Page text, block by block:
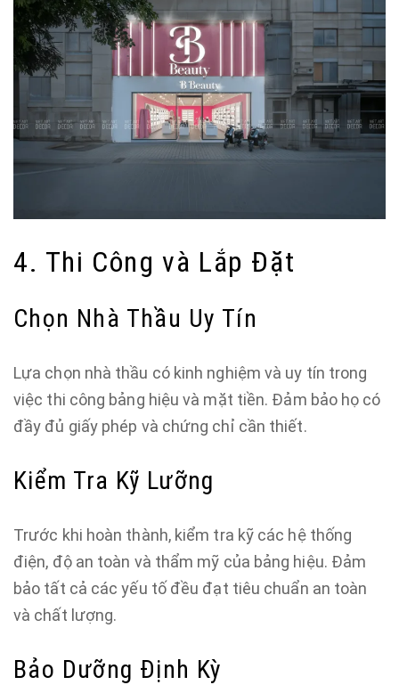
4. Thi Công và Lắp Đặt
Chọn Nhà Thầu Uy Tín
Lựa chọn nhà thầu có kinh nghiệm và uy tín trong
việc thi công bảng hiệu và mặt tiền. Đảm bảo họ có
đầy đủ giấy phép và chứng chỉ cần thiết.
Kiểm Tra Kỹ Lưỡng
Trước khi hoàn thành, kiểm tra kỹ các hệ thống
điện, độ an toàn và thẩm mỹ của bảng hiệu. Đảm
bảo tất cả các yếu tố đều đạt tiêu chuẩn an toàn
và chất lượng.
Bảo Dưỡng Định Kỳ